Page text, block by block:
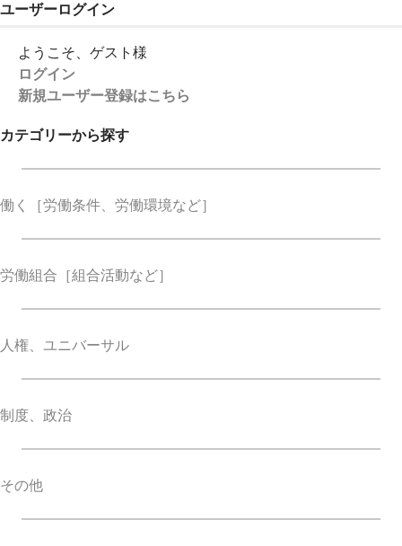
ユーザーログイン
ようこそ、ゲスト様
ログイン
新規ユーザー登録はこちら
カテゴリーから探す
働く ［労働条件、労働環境など］
労働組合 ［組合活動など］
人権、ユニバーサル
制度、政治
その他